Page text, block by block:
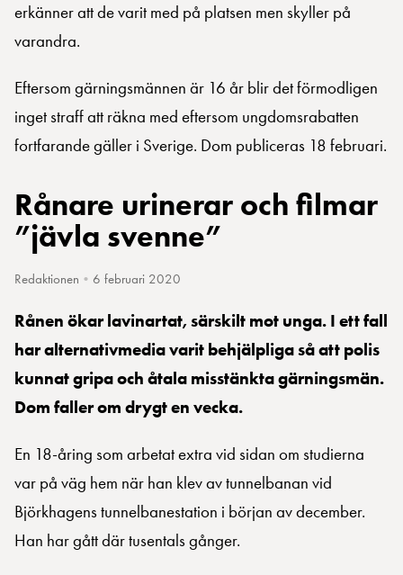
erkänner att de varit med på platsen men skyller på
varandra.
Eftersom gärningsmännen är 16 år blir det förmodligen
inget straff att räkna med eftersom ungdomsrabatten
fortfarande gäller i Sverige. Dom publiceras 18 februari.
Rånare urinerar och filmar
”jävla svenne”
Redaktionen • 6 februari 2020
Rånen ökar lavinartat, särskilt mot unga. I ett fall
har alternativmedia varit behjälpliga så att polis
kunnat gripa och åtala misstänkta gärningsmän.
Dom faller om drygt en vecka.
En 18-åring som arbetat extra vid sidan om studierna
var på väg hem när han klev av tunnelbanan vid
Björkhagens tunnelbanestation i början av december.
Han har gått där tusentals gånger.